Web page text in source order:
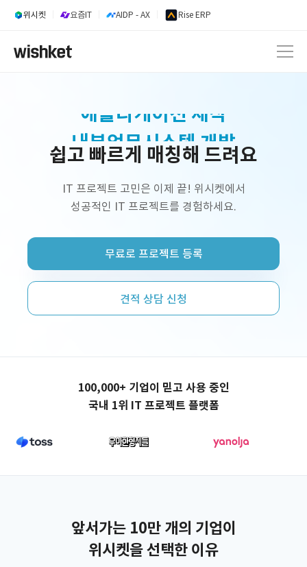
위시켓 요즘IT AIDP - AX Rise ERP
내부업무시스템 개발
웹 서비스 개발
AI 서비스 개발
정부지원사업 외주 개발
프리랜서 개발자 구인
플랫폼 제작
쇼핑몰 구축
쉽고 빠르게 매칭해 드려요
IT 프로젝트 고민은 이제 끝! 위시켓에서
성공적인 IT 프로젝트를 경험하세요.
무료로 프로젝트 등록
견적 상담 신청
100,000+ 기업이 믿고 사용 중인
국내 1위 IT 프로젝트 플랫폼
앞서가는 10만 개의 기업이
위시켓을 선택한 이유